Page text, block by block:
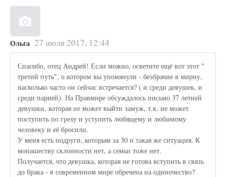
Ольга 27 июля 2017, 12:44
Спасибо, отец Андрей! Если можно, осветите ещё вот этот "
третий путь", о котором вы упомянули - безбрачие в мирну,
насколько часто он сейчас встречается? ( и среди девушек, и
среди парней). На Правмире обсуждалось письмо 37 летней
девушки, которая не может выйти замуж, т.к. не может
поступить по греху и уступить любящему и любимому
человеку и её бросили.
У меня есть подруги, которым за 30 и такая же ситуация. К
монашеству склонности нет, а семьи тоже нет.
Получается, что девушка, которая не готова вступить в связь
до брака - в современном мире обречена на одиночество?